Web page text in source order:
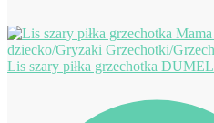
Lis szary piłka grzechotka DUMEL